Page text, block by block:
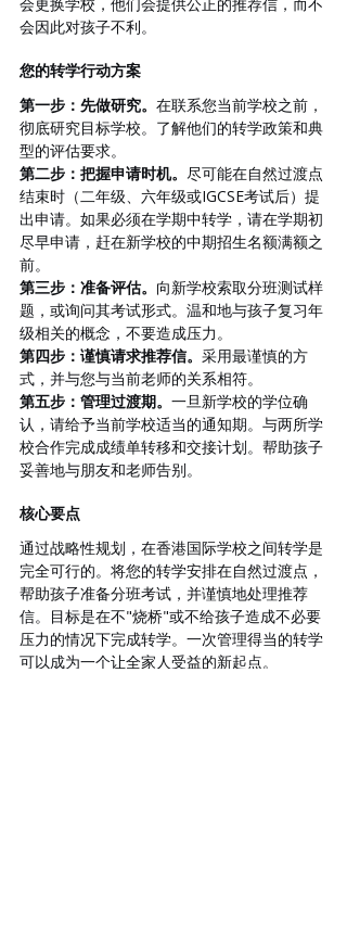
会更换学校，他们会提供公正的推荐信，而不
会因此对孩子不利。
您的转学行动方案
第一步：先做研究。 在联系您当前学校之前，
彻底研究目标学校。了解他们的转学政策和典
型的评估要求。
第二步：把握申请时机。 尽可能在自然过渡点
结束时（二年级、六年级或IGCSE考试后）提
出申请。如果必须在学期中转学，请在学期初
尽早申请，赶在新学校的中期招生名额满额之
前。
第三步：准备评估。 向新学校索取分班测试样
题，或询问其考试形式。温和地与孩子复习年
级相关的概念，不要造成压力。
第四步：谨慎请求推荐信。 采用最谨慎的方
式，并与您与当前老师的关系相符。
第五步：管理过渡期。 一旦新学校的学位确
认，请给予当前学校适当的通知期。与两所学
校合作完成成绩单转移和交接计划。帮助孩子
妥善地与朋友和老师告别。
核心要点
通过战略性规划，在香港国际学校之间转学是
完全可行的。将您的转学安排在自然过渡点，
帮助孩子准备分班考试，并谨慎地处理推荐
信。目标是在不"烧桥"或不给孩子造成不必要
压力的情况下完成转学。一次管理得当的转学
可以成为一个让全家人受益的新起点。